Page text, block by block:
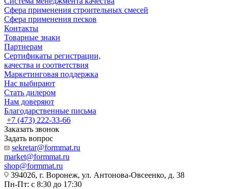
Сфера применения строительных смесей
Сфера применения песков
Контакты
Товарные знаки
Партнерам
Сертификаты регистрации,
качества и соответствия
Маркетинговая поддержка
Нас выбирают
Стать дилером
Нам доверяют
Благодарственные письма
+7 (473) 222-33-66
Заказать звонок
Задать вопрос
sekretar@formmat.ru
market@formmat.ru
shop@formmat.ru
394026, г. Воронеж, ул. Антонова-Овсеенко, д. 38
Пн-Пт: с 8:30 до 17:30